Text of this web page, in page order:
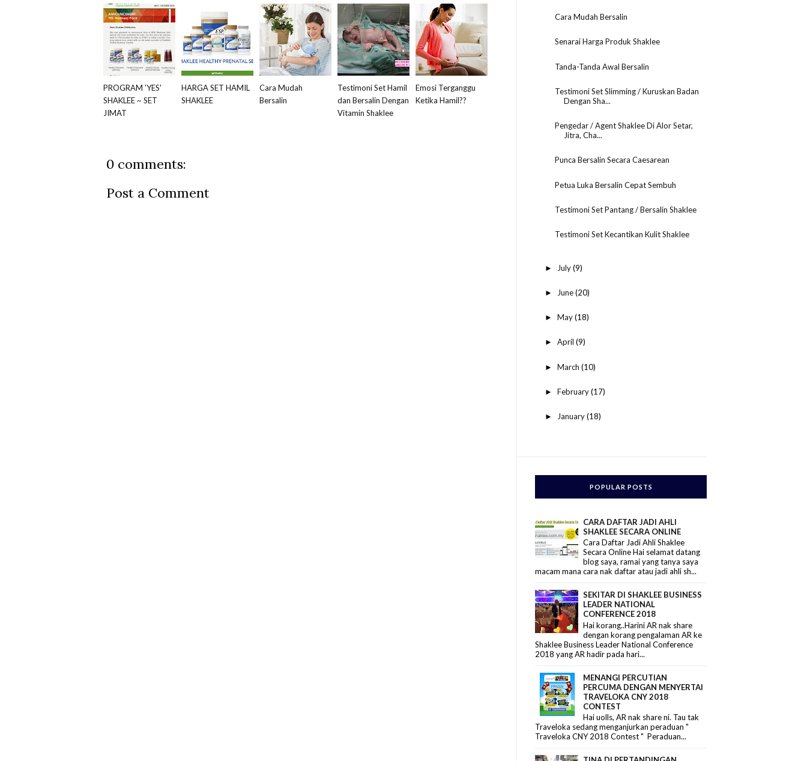
PROGRAM 'YES'
SHAKLEE ~ SET
JIMAT
HARGA SET HAMIL
SHAKLEE
Cara Mudah
Bersalin
Testimoni Set Hamil
dan Bersalin Dengan
Vitamin Shaklee
Emosi Terganggu
Ketika Hamil??
0 comments:
Post a Comment
Cara Mudah Bersalin
Senarai Harga Produk Shaklee
Tanda-Tanda Awal Bersalin
Testimoni Set Slimming / Kuruskan Badan
Dengan Sha...
Pengedar / Agent Shaklee Di Alor Setar,
Jitra, Cha...
Punca Bersalin Secara Caesarean
Petua Luka Bersalin Cepat Sembuh
Testimoni Set Pantang / Bersalin Shaklee
Testimoni Set Kecantikan Kulit Shaklee
► July(9)
► June(20)
► May(18)
► April (9)
► March (10)
► February(17)
► January(18)
POPULAR POSTS
CARA DAFTAR JADI AHLI
SHAKLEE SECARA ONLINE
Cara Daftar Jadi Ahli Shaklee
Secara Online Hai selamat datang
blog saya, ramai yang tanya saya
macam mana cara nak daftar atau jadi ahli sh...
SEKITAR DI SHAKLEE BUSINESS
LEADER NATIONAL
CONFERENCE 2018
Hai korang..Harini AR nak share
dengan korang pengalaman AR ke
Shaklee Business Leader National Conference
2018 yang AR hadir pada hari...
MENANGI PERCUTIAN
PERCUMA DENGAN MENYERTAI
TRAVELOKA CNY 2018
CONTEST
Hai uolls, AR nak share ni. Tau tak
Traveloka sedang menganjurkan peraduan "
Traveloka CNY 2018 Contest " Peraduan...